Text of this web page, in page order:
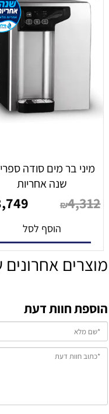
מיני בר מים סודה
שנה אחריות
₪4,312
הוסף לסל
מוצרים אחרונים
הוספת חוות דעת